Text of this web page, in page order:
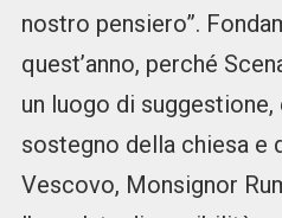
nostro pensiero”.
quest’anno, perché
un luogo di suggestione,
sostegno della chiesa e
Vescovo, Monsignor